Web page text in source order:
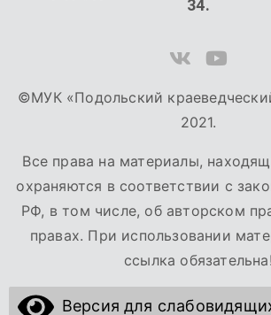
34.
©МУК «Подольский
2021.
Все права на материалы,
охраняются в соответствии с
РФ, в том числе, об авторском
правах. При использовании
ссылка обязательна!
Версия для